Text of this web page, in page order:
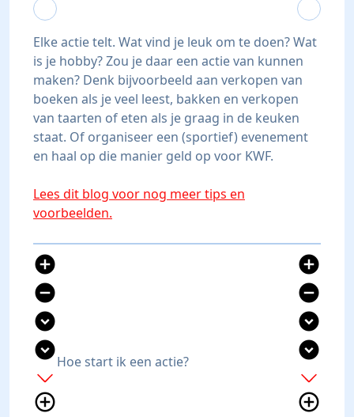
expand_more
expand_less expand_more
expand_less
Elke actie telt. Wat vind je leuk om te doen? Wat
is je hobby? Zou je daar een actie van kunnen
maken? Denk bijvoorbeeld aan verkopen van
boeken als je veel leest, bakken en verkopen
van taarten of eten als je graag in de keuken
staat. Of organiseer een (sportief) evenement
en haal op die manier geld op voor KWF.
Lees dit blog voor nog meer tips en
voorbeelden.
add_circle
remove_circle
expand_circle_down
expand_circle_down
add
add_circle_outline
Hoe start ik een actie?
add_circle
remove_circle
expand_circle_down
expand_circle_down
add
add_circle_outline